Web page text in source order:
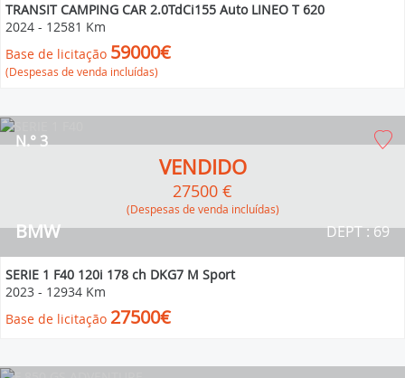
TRANSIT CAMPING CAR 2.0TdCi155 Auto LINEO T 620
2024 - 12581 Km
Base de licitação 59000€
(Despesas de venda incluídas)
BMW
N.° 3
DEPT : 69
VENDIDO
27500 €
(Despesas de venda incluídas)
SERIE 1 F40 120i 178 ch DKG7 M Sport
2023 - 12934 Km
Base de licitação 27500€